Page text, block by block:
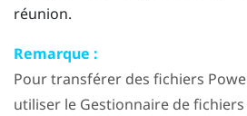
réunion.
Remarque :
Pour transférer des fichiers
utiliser le Gestionnaire de fichiers